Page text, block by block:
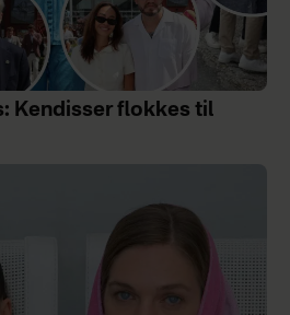
Kendisser flokkes til